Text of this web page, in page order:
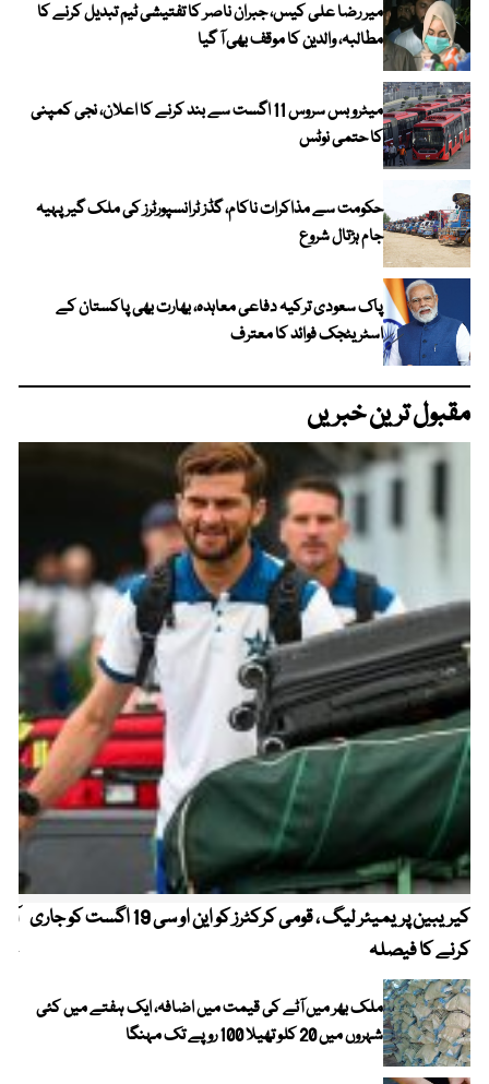
میر رضا علی کیس، جبران ناصر کا تفتیشی ٹیم تبدیل کرنے کا
مطالبہ، والدین کا موقف بھی آ گیا
میٹرو بس سروس 11 اگست سے بند کرنے کا اعلان، نجی کمپنی
کا حتمی نوٹس
حکومت سے مذاکرات ناکام، گڈز ٹرانسپورٹرز کی ملک گیر پہیہ
جام ہڑتال شروع
پاک سعودی ترکیہ دفاعی معاہدہ، بھارت بھی پاکستان کے
اسٹریٹجک فوائد کا معترف
مقبول ترین خبریں
کیریبین پریمیئر لیگ ، قومی کرکٹرز کو این او سی 19 اگست کو جاری
کرنے کا فیصلہ
ملک بھر میں آٹے کی قیمت میں اضافہ، ایک ہفتے میں کئی
شہروں میں 20 کلو تھیلا 100 روپے تک مہنگا